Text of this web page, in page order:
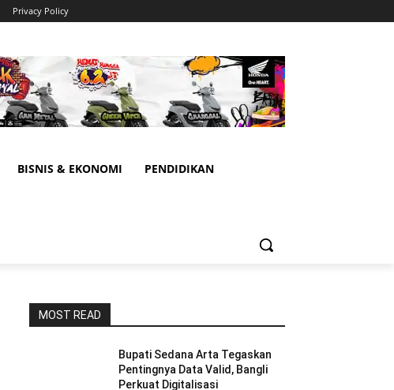
Privacy Policy
BISNIS & EKONOMI PENDIDIKAN
MOST READ
Bupati Sedana Arta Tegaskan
Pentingnya Data Valid, Bangli
Perkuat Digitalisasi